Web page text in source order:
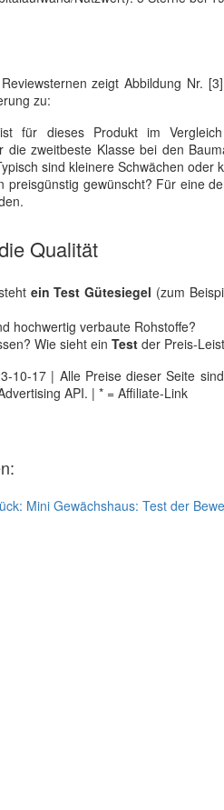
zeigt Abbildung Nr.
zu:
für dieses Produkt im
zweitbeste Klasse bei den
sind kleinere Schwächen oder
gewünscht? Für eine
Qualität
ein Test Gütesiegel (zum
hochwertig verbaute Rohstoffe?
Wie sieht ein Test der Preis-
10-17 | Alle Preise dieser Seite
API. | * = Affiliate-Link
Mini Gewächshaus: Test der